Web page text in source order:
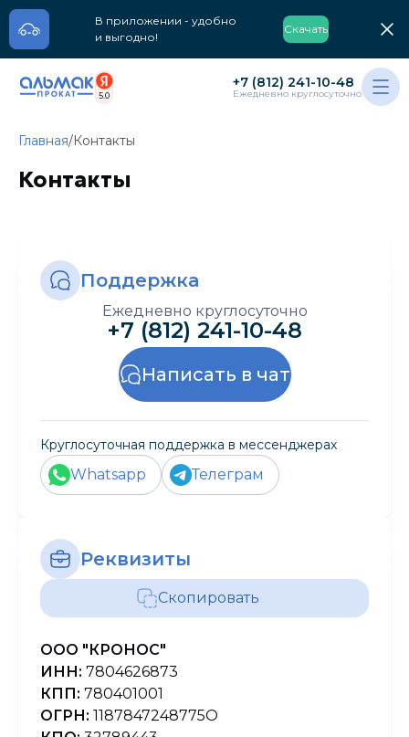
В приложении - удобно
и выгодно!
Скачать
5.0
+7 (812) 241-10-48
Ежедневно круглосуточно
Главная/Контакты
Контакты
Поддержка
Ежедневно круглосуточно
+7 (812) 241-10-48
Написать в чат
Круглосуточная поддержка в мессенджерах
Whatsapp Телеграм
Реквизиты
Скопировать
ООО "КРОНОС"
ИНН: 7804626873
КПП: 780401001
ОГРН: 1187847248775О